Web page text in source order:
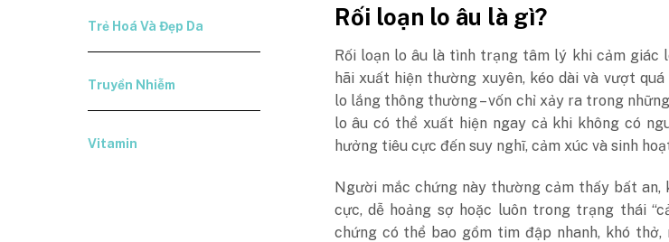
Trẻ Hoá Và Đẹp Da
Truyền Nhiễm
Vitamin
Rối loạn lo âu là gì?
Rối loạn lo âu là tình trạng tâm lý khi cảm giác
hãi xuất hiện thường xuyên, kéo dài và vượt
lo lắng thông thường – vốn chỉ xảy ra trong
lo âu có thể xuất hiện ngay cả khi không có
hưởng tiêu cực đến suy nghĩ, cảm xúc và sinh
Người mắc chứng này thường cảm thấy bất an,
cực, dễ hoảng sợ hoặc luôn trong trạng thái
chứng có thể bao gồm tim đập nhanh, khó